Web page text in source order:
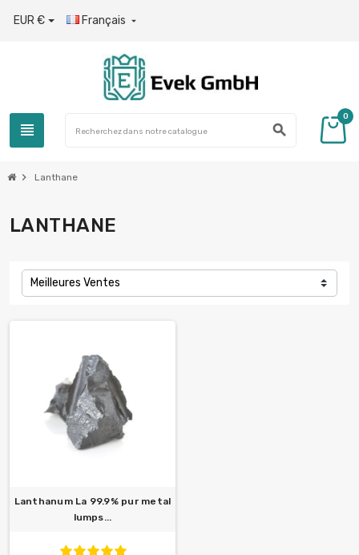
EUR € Français 
view_headline search
0
chevron_right Lanthane
LANTHANE
Meilleures Ventes
Lanthanum La 99.9% pur metal
lumps...